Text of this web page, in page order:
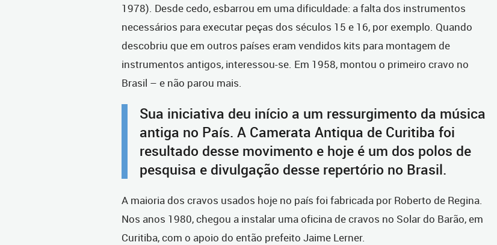
1978). Desde cedo, esbarrou em uma dificuldade: a falta dos instrumentos
necessários para executar peças dos séculos 15 e 16, por exemplo. Quando
descobriu que em outros países eram vendidos kits para montagem de
instrumentos antigos, interessou-se. Em 1958, montou o primeiro cravo no
Brasil – e não parou mais.
Sua iniciativa deu início a um ressurgimento da música
antiga no País. A Camerata Antiqua de Curitiba foi
resultado desse movimento e hoje é um dos polos de
pesquisa e divulgação desse repertório no Brasil.
A maioria dos cravos usados hoje no país foi fabricada por Roberto de Regina.
Nos anos 1980, chegou a instalar uma oficina de cravos no Solar do Barão, em
Curitiba, com o apoio do então prefeito Jaime Lerner.